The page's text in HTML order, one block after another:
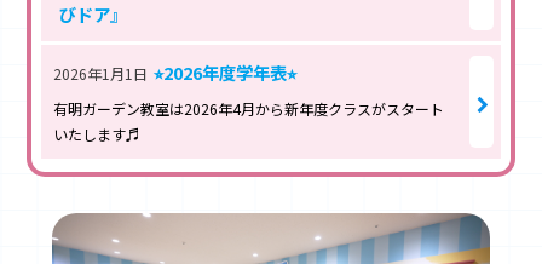
びドア』
2026年1月1日 ⭐︎2026年度学年表⭐︎
有明ガーデン教室は2026年4月から新年度クラスがスタート
いたします♬